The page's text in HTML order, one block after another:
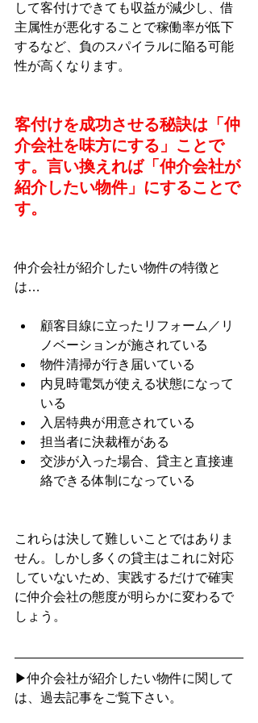
して客付けできても収益が減少し、借
主属性が悪化することで稼働率が低下
するなど、負のスパイラルに陥る可能
性が高くなります。
客付けを成功させる秘訣は「仲
介会社を味方にする」ことで
す。言い換えれば「仲介会社が
紹介したい物件」にすることで
す。
仲介会社が紹介したい物件の特徴と
は…
顧客目線に立ったリフォーム／リ
ノベーションが施されている
物件清掃が行き届いている
内見時電気が使える状態になって
いる
入居特典が用意されている
担当者に決裁権がある
交渉が入った場合、貸主と直接連
絡できる体制になっている
これらは決して難しいことではありま
せん。しかし多くの貸主はこれに対応
していないため、実践するだけで確実
に仲介会社の態度が明らかに変わるで
しょう。
▶仲介会社が紹介したい物件に関して
は、過去記事をご覧下さい。